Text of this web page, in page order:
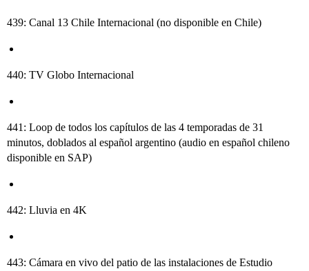
439: Canal 13 Chile Internacional (no disponible en Chile)
440: TV Globo Internacional
441: Loop de todos los capítulos de las 4 temporadas de 31
minutos, doblados al español argentino (audio en español chileno
disponible en SAP)
442: Lluvia en 4K
443: Cámara en vivo del patio de las instalaciones de Estudio